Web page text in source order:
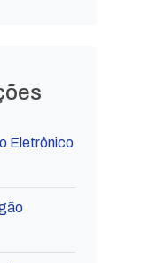
Eletrônico